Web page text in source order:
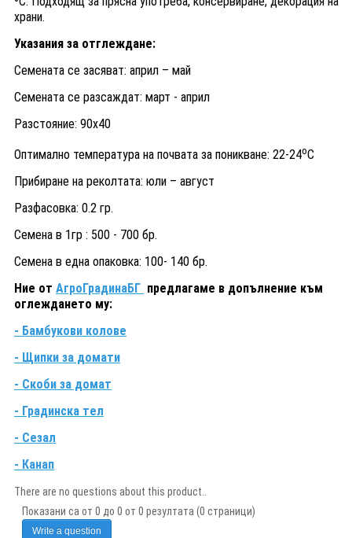
храни.
Указания за отглеждане:
Семената се засяват: април – май
Семената се разсаждат: март - април
Разстояние: 90х40
Оптимално температура на почвата за поникване: 22-24оС
Прибиране на реколтата: юли – август
Разфасовка: 0.2 гр.
Семена в 1гр : 500 - 700 бр.
Семена в една опаковка: 100- 140 бр.
Ние от АгроГрадинаБГ предлагаме в допълнение към
оглеждането му:
- Бамбукови колове
- Щипки за домати
- Скоби за домат
- Градинска тел
- Сезал
- Канап
There are no questions about this product..
Показани са от 0 до 0 от 0 резултата (0 страници)
Write a question